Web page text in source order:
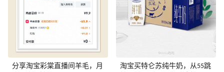
分享淘宝彩棠直播间羊毛，月
淘宝买特仑苏纯牛奶，从55跳